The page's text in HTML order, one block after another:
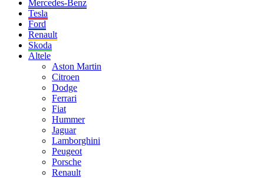
Mercedes-Benz
Tesla
Ford
Renault
Skoda
Altele
Aston Martin
Citroen
Dodge
Ferrari
Fiat
Hummer
Jaguar
Lamborghini
Peugeot
Porsche
Renault